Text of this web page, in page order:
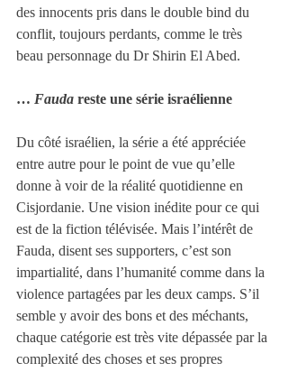
des innocents pris dans le double bind du
conflit, toujours perdants, comme le très
beau personnage du Dr Shirin El Abed.
… Fauda reste une série israélienne
Du côté israélien, la série a été appréciée
entre autre pour le point de vue qu’elle
donne à voir de la réalité quotidienne en
Cisjordanie. Une vision inédite pour ce qui
est de la fiction télévisée. Mais l’intérêt de
Fauda, disent ses supporters, c’est son
impartialité, dans l’humanité comme dans la
violence partagées par les deux camps. S’il
semble y avoir des bons et des méchants,
chaque catégorie est très vite dépassée par la
complexité des choses et ses propres